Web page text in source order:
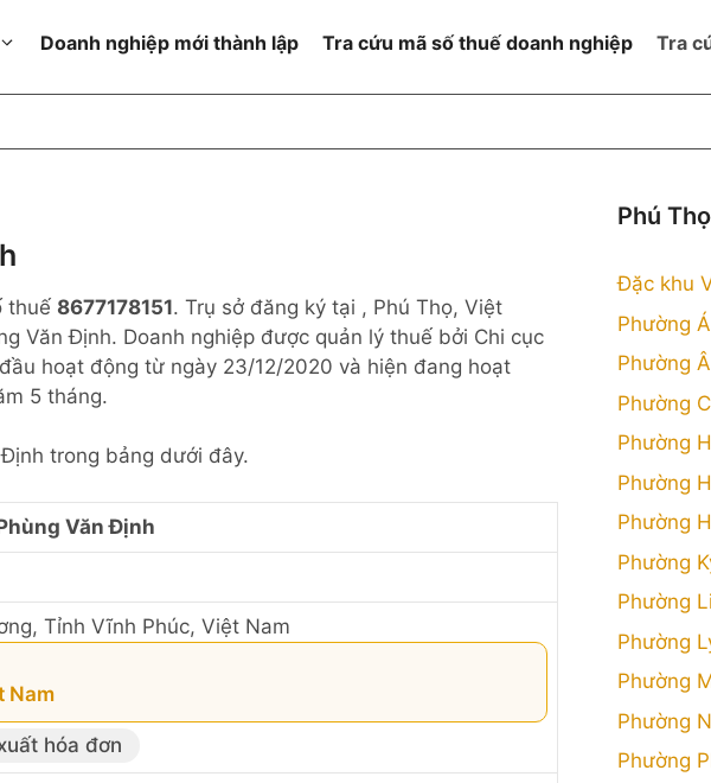
ngoài NN
NN
ngoài NN
hữu hạn
Không hoạt động tại địa chỉ đã
đăng ký
Doanh nghiệp mới thành lập Tra cứu mã số thuế doanh nghiệp Tra
thuế 8677178151. Trụ sở đăng ký tại , Phú Thọ, Việt
Văn Định. Doanh nghiệp được quản lý thuế bởi Chi cục
hoạt động từ ngày 23/12/2020 và hiện đang hoạt
5 tháng.
trong bảng dưới đây.
Văn Định
Tỉnh Vĩnh Phúc, Việt Nam
Nam
hóa đơn
Phú Thọ
Đặc khu
Phường
Phường
Phường
Phường
Phường
Phường
Phường
Phường
Phường
Phường
Phường
Phường